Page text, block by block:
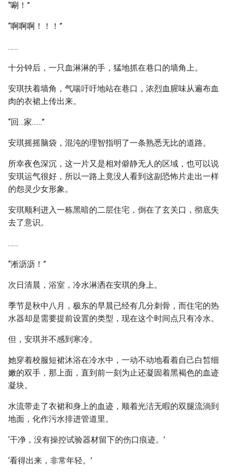
“唰！”
“啊啊啊！！！”
……
十分钟后，一只血淋淋的手，猛地抓在巷口的墙角上。
安琪扶着墙角，气喘吁吁地站在巷口，浓烈血腥味从遍布血
肉的衣裙上传出来。
“回…家……”
安琪摇摇脑袋，混沌的理智指明了一条熟悉无比的道路。
所幸夜色深沉，这一片又是相对僻静无人的区域，也可以说
安琪运气很好，所以一路上竟没人看到这副恐怖片走出一样
的怨灵少女形象。
安琪顺利进入一栋黑暗的二层住宅，倒在了玄关口，彻底失
去了意识。
……
“淅沥沥！”
次日清晨，浴室，冷水淋洒在安琪的身上。
季节是秋中八月，极东的早晨已经有几分刺骨，而住宅的热
水器却是需要提前设置的类型，现在这个时间点只有冷水。
但，安琪并不感到寒冷。
她穿着校服短裙沐浴在冷水中，一动不动地看着自己白皙细
嫩的双手，那上面，直到前一刻为止还凝固着黑褐色的血迹
凝块。
水流带走了衣裙和身上的血迹，顺着光洁无暇的双腿流淌到
地面，化作污水排进管道里。
‘干净，没有操控试验器材留下的伤口痕迹。’
‘看得出来，非常年轻。’